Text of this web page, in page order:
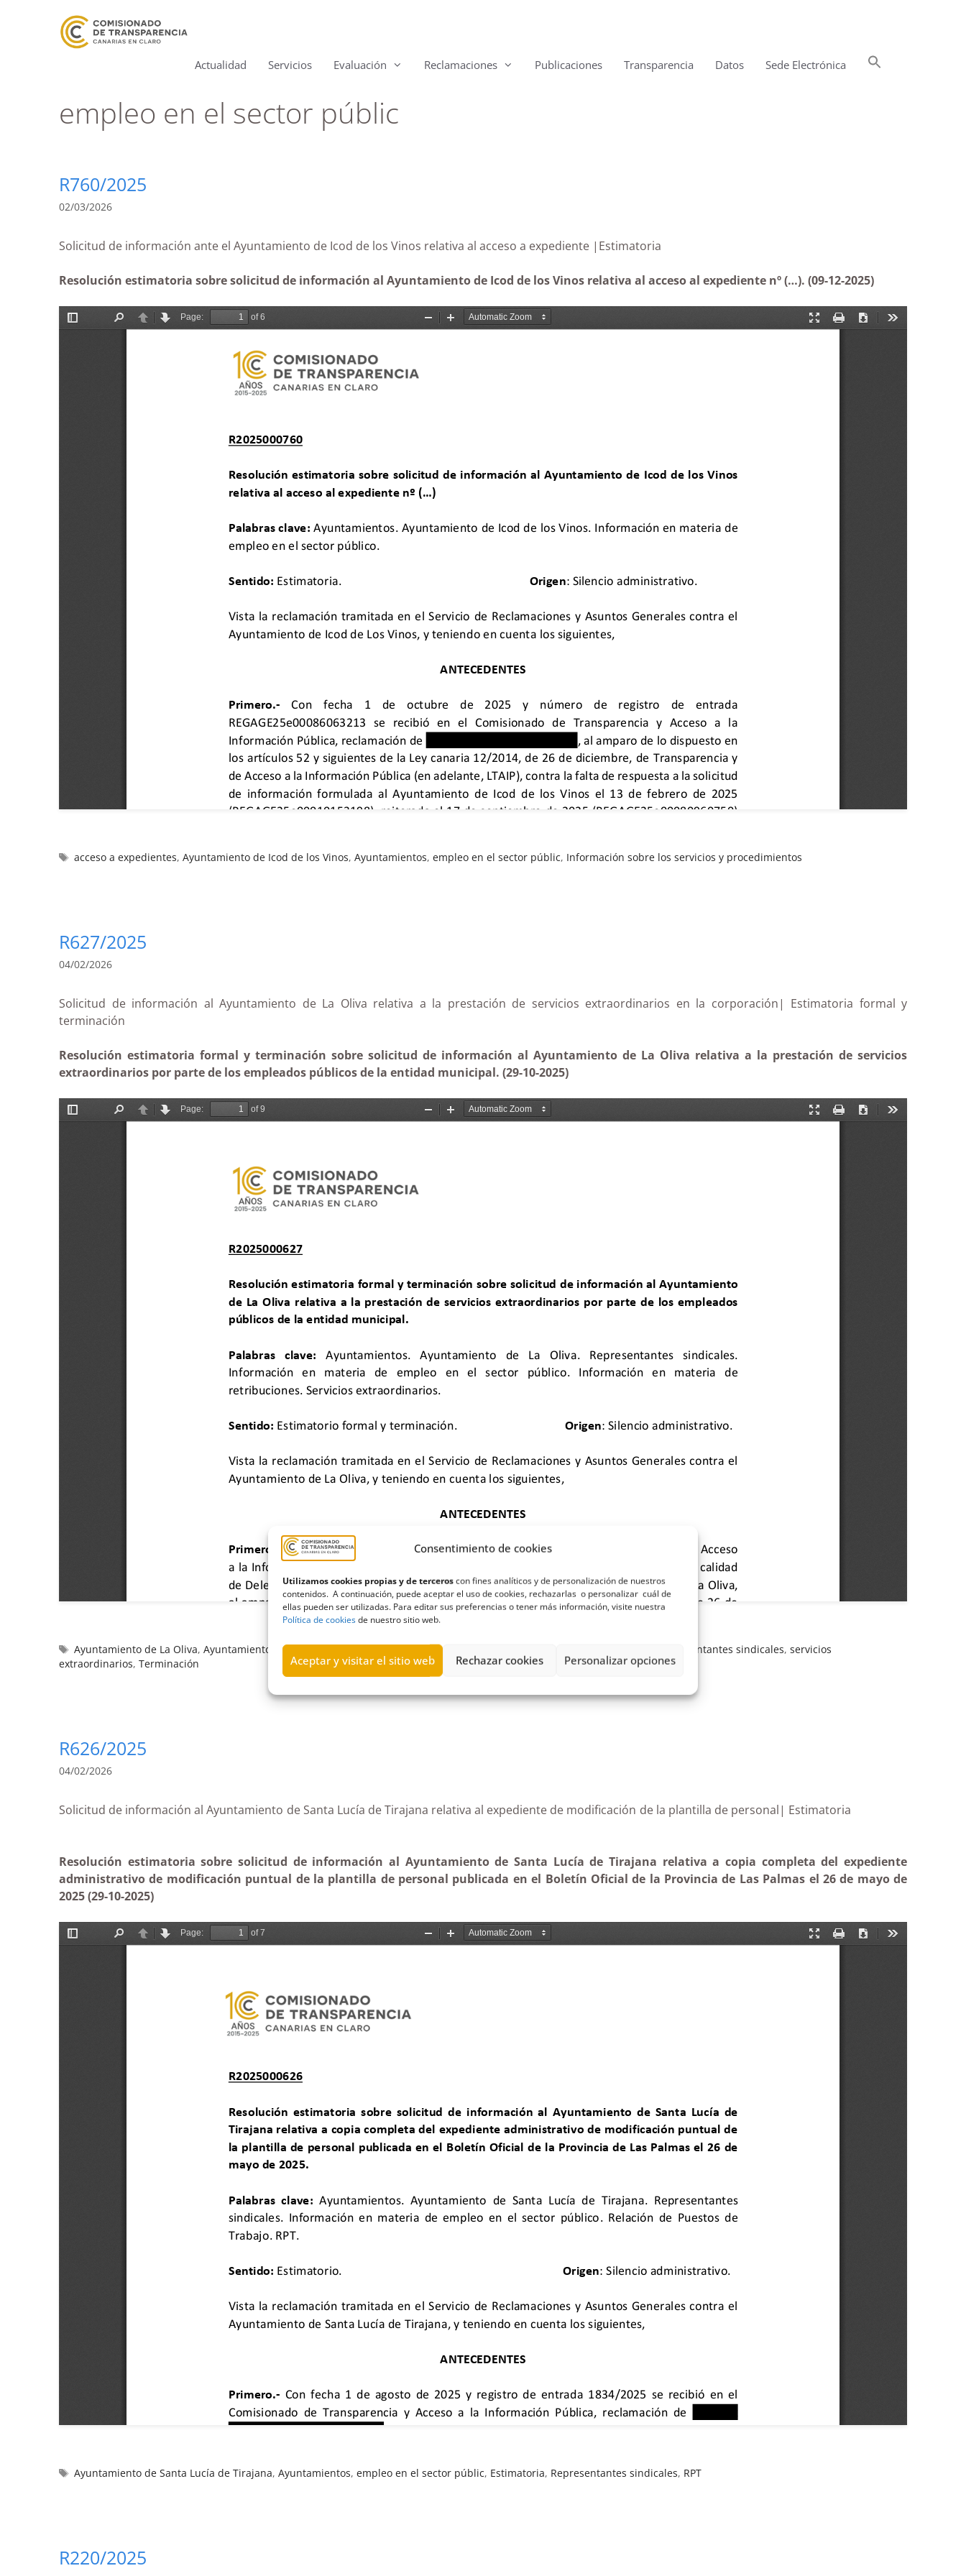
Consentimiento de cookies
Utilizamos cookies propias y de terceroscon fines analíticos y de personalización de nuestros
contenidos. A continuación, puede aceptar el uso de cookies, rechazarlas o personalizar cuál de
ellas pueden ser utilizadas. Para editar sus preferencias o tener más información, visite nuestra
Política de cookiesde nuestro sitio web.
Aceptar y visitar el sitio web Rechazar cookies Personalizar opciones
Actualidad Servicios Evaluación Reclamaciones Publicaciones Transparencia Datos Sede Electrónica
empleo en el sector públic
R760/2025
02/03/2026
Solicitud de información ante el Ayuntamiento de Icod de los Vinos relativa al acceso a expediente |Estimatoria
Resolución estimatoria sobre solicitud de información al Ayuntamiento de Icod de los Vinos relativa al acceso al expediente nº (…). (09-12-2025)
acceso a expedientes,Ayuntamiento de Icod de los Vinos,Ayuntamientos,empleo en el sector públic, Información sobre los servicios y procedimientos
R627/2025
04/02/2026
Solicitud de información al Ayuntamiento de La Oliva relativa a la prestación de servicios extraordinarios en la corporación| Estimatoria formal y
terminación
Resolución estimatoria formal y terminación sobre solicitud de información al Ayuntamiento de La Oliva relativa a la prestación de servicios
extraordinarios por parte de los empleados públicos de la entidad municipal. (29-10-2025)
Ayuntamiento de La Oliva,Ayuntamientos empleo en el sector públic,estimatoria formal Representantes sindicales,servicios
extraordinarios, Terminación
R626/2025
04/02/2026
Solicitud de información al Ayuntamiento de Santa Lucía de Tirajana relativa al expediente de modificación de la plantilla de personal| Estimatoria
Resolución estimatoria sobre solicitud de información al Ayuntamiento de Santa Lucía de Tirajana relativa a copia completa del expediente
administrativo de modificación puntual de la plantilla de personal publicada en el Boletín Oficial de la Provincia de Las Palmas el 26 de mayo de
2025 (29-10-2025)
Ayuntamiento de Santa Lucía de Tirajana,Ayuntamientos,empleo en el sector públic, Estimatoria, Representantes sindicales, RPT
R220/2025